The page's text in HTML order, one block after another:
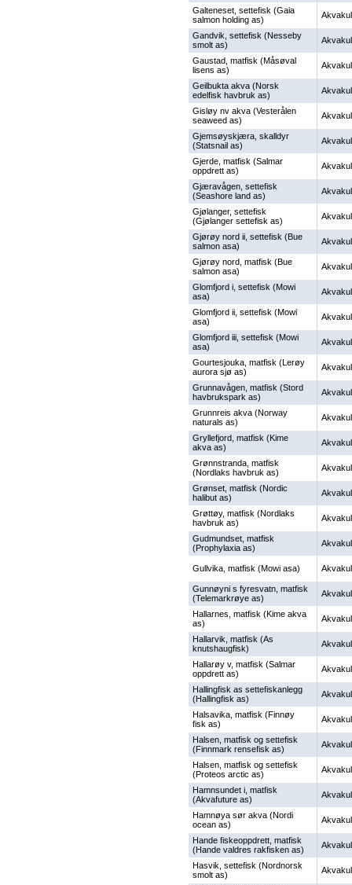
Galteneset, settefisk (Gaia
salmon holding as)
Gandvik, settefisk (Nesseby
smolt as)
Gaustad, matfisk (Måsøval
lisens as)
Geilbukta akva (Norsk
edelfisk havbruk as)
Gisløy nv akva (Vesterålen
seaweed as)
Gjemsøyskjæra, skalldyr
(Statsnail as)
Gjerde, matfisk (Salmar
oppdrett as)
Gjæravågen, settefisk
(Seashore land as)
Gjølanger, settefisk
(Gjølanger settefisk as)
Gjørøy nord ii, settefisk (Bue
salmon asa)
Gjørøy nord, matfisk (Bue
salmon asa)
Glomfjord i, settefisk (Mowi
asa)
Glomfjord ii, settefisk (Mowi
asa)
Glomfjord iii, settefisk (Mowi
asa)
Gourtesjouka, matfisk (Lerøy
aurora sjø as)
Grunnavågen, matfisk (Stord
havbrukspark as)
Grunnreis akva (Norway
naturals as)
Gryllefjord, matfisk (Kime
akva as)
Grønnstranda, matfisk
(Nordlaks havbruk as)
Grønset, matfisk (Nordic
halibut as)
Grøttøy, matfisk (Nordlaks
havbruk as)
Gudmundset, matfisk
(Prophylaxia as)
Gullvika, matfisk (Mowi asa)
Gunnøyni s fyresvatn, matfisk
(Telemarkrøye as)
Hallarnes, matfisk (Kime akva
as)
Hallarvik, matfisk (As
knutshaugfisk)
Hallarøy v, matfisk (Salmar
oppdrett as)
Hallingfisk as settefiskanlegg
(Hallingfisk as)
Halsavika, matfisk (Finnøy
fisk as)
Halsen, matfisk og settefisk
(Finnmark rensefisk as)
Halsen, matfisk og settefisk
(Proteos arctic as)
Hamnsundet i, matfisk
(Akvafuture as)
Hamnøya sør akva (Nordi
ocean as)
Hande fiskeoppdrett, matfisk
(Hande valdres rakfisken as)
Hasvik, settefisk (Nordnorsk
smolt as)